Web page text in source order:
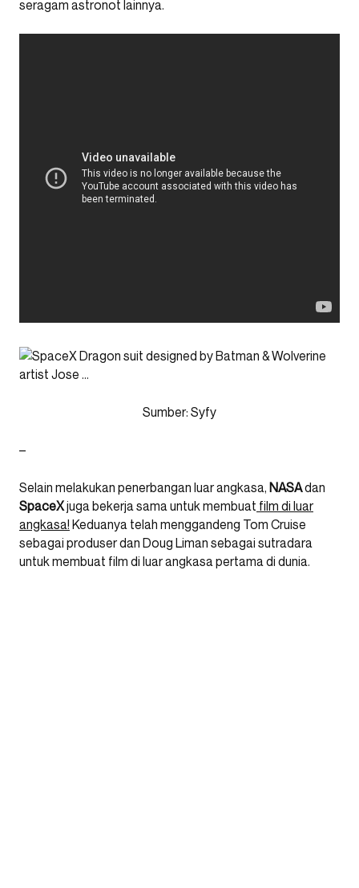
seragam astronot lainnya.
Sumber: Syfy
–
Selain melakukan penerbangan luar angkasa, NASAdan
SpaceXjuga bekerja sama untuk membuat film di luar
angkasa! Keduanya telah menggandeng Tom Cruise
sebagai produser dan Doug Liman sebagai sutradara
untuk membuat film di luar angkasa pertama di dunia.